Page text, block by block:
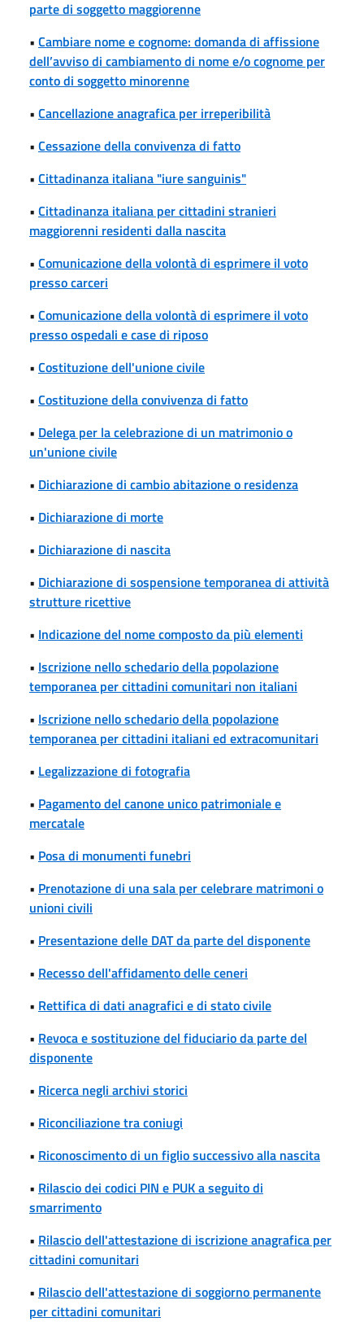
parte di soggetto maggiorenne
• Cambiare nome e cognome: domanda di affissione
dell’avviso di cambiamento di nome e/o cognome per
conto di soggetto minorenne
• Cancellazione anagrafica per irreperibilità
• Cessazione della convivenza di fatto
• Cittadinanza italiana "iure sanguinis"
• Cittadinanza italiana per cittadini stranieri
maggiorenni residenti dalla nascita
• Comunicazione della volontà di esprimere il voto
presso carceri
• Comunicazione della volontà di esprimere il voto
presso ospedali e case di riposo
• Costituzione dell'unione civile
• Costituzione della convivenza di fatto
• Delega per la celebrazione di un matrimonio o
un'unione civile
• Dichiarazione di cambio abitazione o residenza
• Dichiarazione di morte
• Dichiarazione di nascita
• Dichiarazione di sospensione temporanea di attività
strutture ricettive
• Indicazione del nome composto da più elementi
• Iscrizione nello schedario della popolazione
temporanea per cittadini comunitari non italiani
• Iscrizione nello schedario della popolazione
temporanea per cittadini italiani ed extracomunitari
• Legalizzazione di fotografia
• Pagamento del canone unico patrimoniale e
mercatale
• Posa di monumenti funebri
• Prenotazione di una sala per celebrare matrimoni o
unioni civili
• Presentazione delle DAT da parte del disponente
• Recesso dell'affidamento delle ceneri
• Rettifica di dati anagrafici e di stato civile
• Revoca e sostituzione del fiduciario da parte del
disponente
• Ricerca negli archivi storici
• Riconciliazione tra coniugi
• Riconoscimento di un figlio successivo alla nascita
• Rilascio dei codici PIN e PUK a seguito di
smarrimento
• Rilascio dell'attestazione di iscrizione anagrafica per
cittadini comunitari
• Rilascio dell'attestazione di soggiorno permanente
per cittadini comunitari